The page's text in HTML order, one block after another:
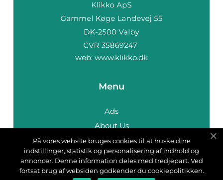
web: www.klikko.dk
Menu
Ads
About Us
Cookies
Contact
Sitemap
På vores website bruges cookies til at huske dine
indstillinger, statistik og personalisering af indhold og
annoncer. Denne information deles med tredjepart. Ved
fortsat brug af websiden godkender du cookiepolitikken.